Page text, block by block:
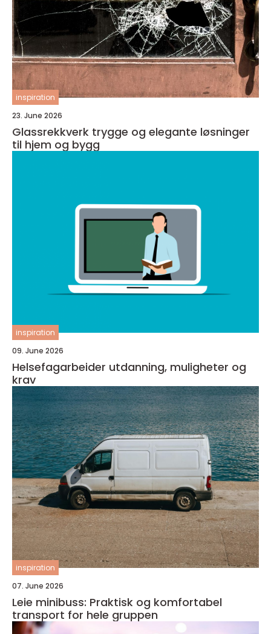
inspiration
23. June 2026
Glassrekkverk trygge og elegante løsninger
til hjem og bygg
inspiration
09. June 2026
Helsefagarbeider utdanning, muligheter og
krav
inspiration
07. June 2026
Leie minibuss: Praktisk og komfortabel
transport for hele gruppen